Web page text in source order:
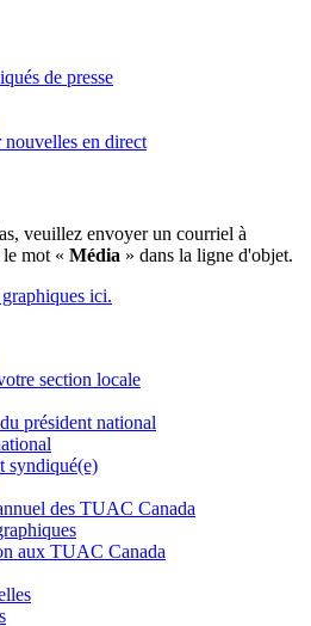
de presse
en direct
veuillez envoyer un courriel à
mot « Média » dans la ligne d'objet.
ici.
section locale
président national
syndiqué(e)
des TUAC Canada
aux TUAC Canada